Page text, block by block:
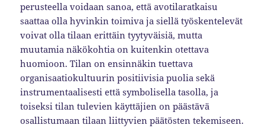
perusteella voidaan sanoa, että avotilaratkaisu
saattaa olla hyvinkin toimiva ja siellä työskentelevät
voivat olla tilaan erittäin tyytyväisiä, mutta
muutamia näkökohtia on kuitenkin otettava
huomioon. Tilan on ensinnäkin tuettava
organisaatiokultuurin positiivisia puolia sekä
instrumentaalisesti että symbolisella tasolla, ja
toiseksi tilan tulevien käyttäjien on päästävä
osallistumaan tilaan liittyvien päätösten tekemiseen.